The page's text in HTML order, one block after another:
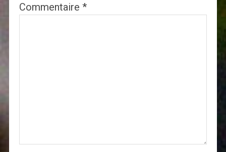
Commentaire *